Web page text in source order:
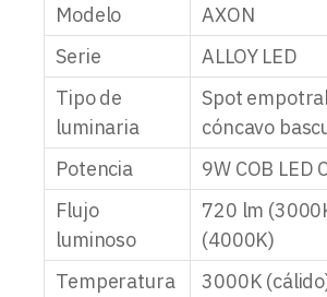
Modelo
AXON
Serie
ALLOY LED
Tipo de
luminaria
Spot
cóncavo
Potencia
9W COB LED
Flujo
luminoso
720 lm
(4000K)
Temperatura
3000K